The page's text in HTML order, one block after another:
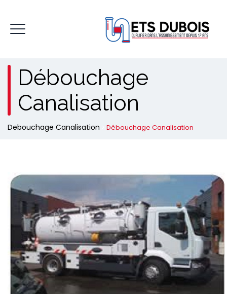
Débouchage
Canalisation
Debouchage Canalisation Débouchage Canalisation